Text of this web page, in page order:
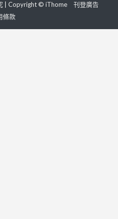
| Copyright © iThome
刊登廣告
條款